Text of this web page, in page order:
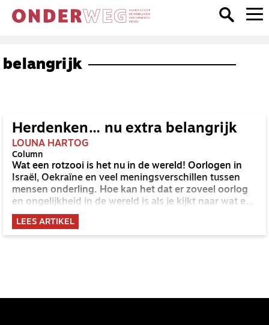
belangrijk
Herdenken… nu extra belangrijk
LOUNA HARTOG
Column
Wat een rotzooi is het nu in de wereld! Oorlogen in
Israël, Oekraïne en veel meningsverschillen tussen
mensen onderling. Hoe kan het dat er zoveel oorlog
en ongelijkheid in de wereld is als je kijkt naar wat er
tachtig jaar geleden in de wereld gebeurd is?
LEES ARTIKEL